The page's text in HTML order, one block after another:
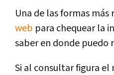
Una de las formas más
web para chequear la
saber en donde puedo
Si al consultar figura el